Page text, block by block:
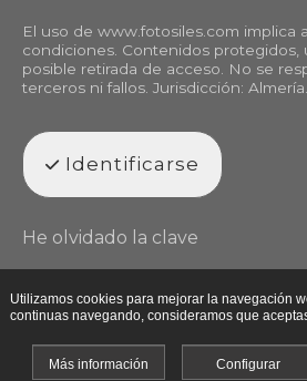
El uso de www.fotosiles.com implica
condiciones. Contenidos protegidos,
posible retirada de acceso. No se
terceros ni fallos. Jurisdicción: Almería.
Identificarse
He olvidado la clave
Utilizamos cookies para mejorar la navegación
continuas navegando, consideramos que
Más información Configurar